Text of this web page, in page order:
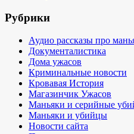
Рубрики
Аудио рассказы про
Документалистика
Дома ужасов
Криминальные новости
Кровавая История
Магазинчик Ужасов
Маньяки и серийные
Маньяки и убийцы
Новости сайта